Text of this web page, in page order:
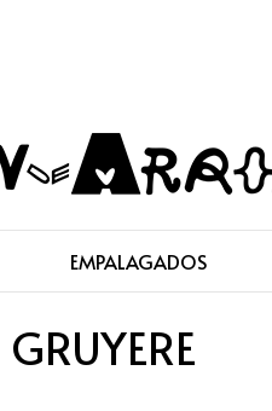
EMPALAGADOS
GRUYERE